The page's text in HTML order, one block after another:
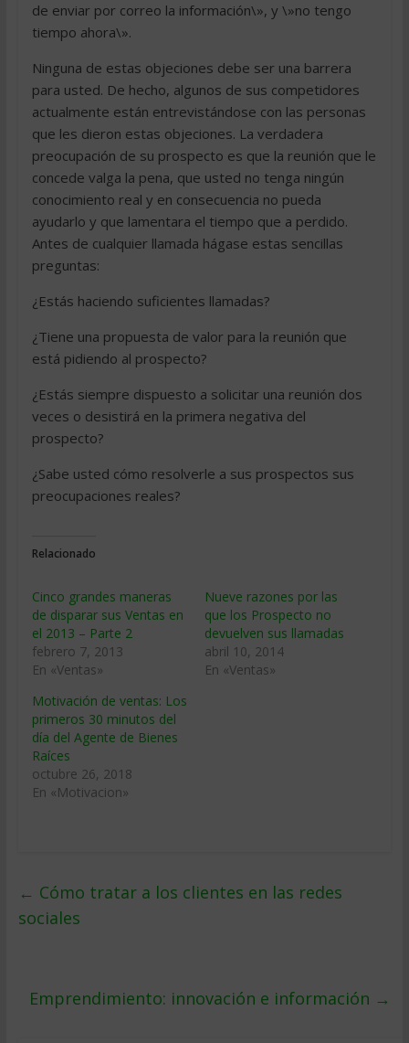
de enviar por correo la información\», y \»no tengo
tiempo ahora\».
Ninguna de estas objeciones debe ser una barrera
para usted. De hecho, algunos de sus competidores
actualmente están entrevistándose con las personas
que les dieron estas objeciones. La verdadera
preocupación de su prospecto es que la reunión que le
concede valga la pena, que usted no tenga ningún
conocimiento real y en consecuencia no pueda
ayudarlo y que lamentara el tiempo que a perdido.
Antes de cualquier llamada hágase estas sencillas
preguntas:
¿Estás haciendo suficientes llamadas?
¿Tiene una propuesta de valor para la reunión que
está pidiendo al prospecto?
¿Estás siempre dispuesto a solicitar una reunión dos
veces o desistirá en la primera negativa del
prospecto?
¿Sabe usted cómo resolverle a sus prospectos sus
preocupaciones reales?
Relacionado
Cinco grandes maneras
de disparar sus Ventas en
el 2013 – Parte 2
febrero 7, 2013
En «Ventas»
Nueve razones por las
que los Prospecto no
devuelven sus llamadas
abril 10, 2014
En «Ventas»
Motivación de ventas: Los
primeros 30 minutos del
día del Agente de Bienes
Raíces
octubre 26, 2018
En «Motivacion»
← Cómo tratar a los clientes en las redes
sociales
Emprendimiento: innovación e información →